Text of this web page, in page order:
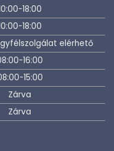
18:00
18:00
elérhető
16:00
15:00
Zárva
Zárva